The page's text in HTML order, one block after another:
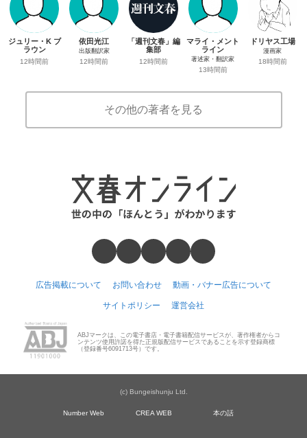
ジュリー・K ブ
ラウン
12時間前
依田光江
出版翻訳家
12時間前
「週刊文春」編
集部
12時間前
マライ・メント
ライン
著述家・翻訳家
13時間前
ドリヤス工場
漫画家
18時間前
その他の著者を見る
広告掲載について お問い合わせ 動画・バナー広告について
サイトポリシー 運営会社
ABJマークは、この電子書店・電子書籍配信サービスが、著作権者からコ
ンテンツ使用許諾を得た正規版配信サービスであることを示す登録商標
（登録番号6091713号）です。
(c) Bungeishunju Ltd.
Number Web CREA WEB 本の話